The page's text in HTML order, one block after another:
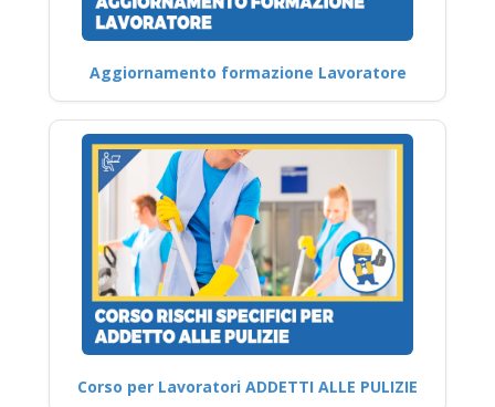
Aggiornamento formazione Lavoratore
Corso per Lavoratori ADDETTI ALLE PULIZIE